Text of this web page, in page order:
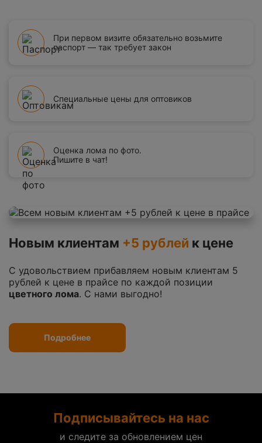
При первом визите обязательно возьмите
паспорт — так требует закон
Специальные цены для оптовиков
Оценка лома по фото.
Пишите в чат!
Новым клиентам +5 рублей к цене
С удовольствием прибавляем новым клиентам 5
рублей к цене в прайсе по каждой позиции
цветного лома. С нами выгодно!
Подробнее
Подписывайтесь на нас
и следите за обновлением цен